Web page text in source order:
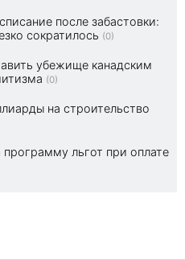
после забастовки:
сократилось (0)
убежище канадским
(0)
на строительство
льгот при оплате